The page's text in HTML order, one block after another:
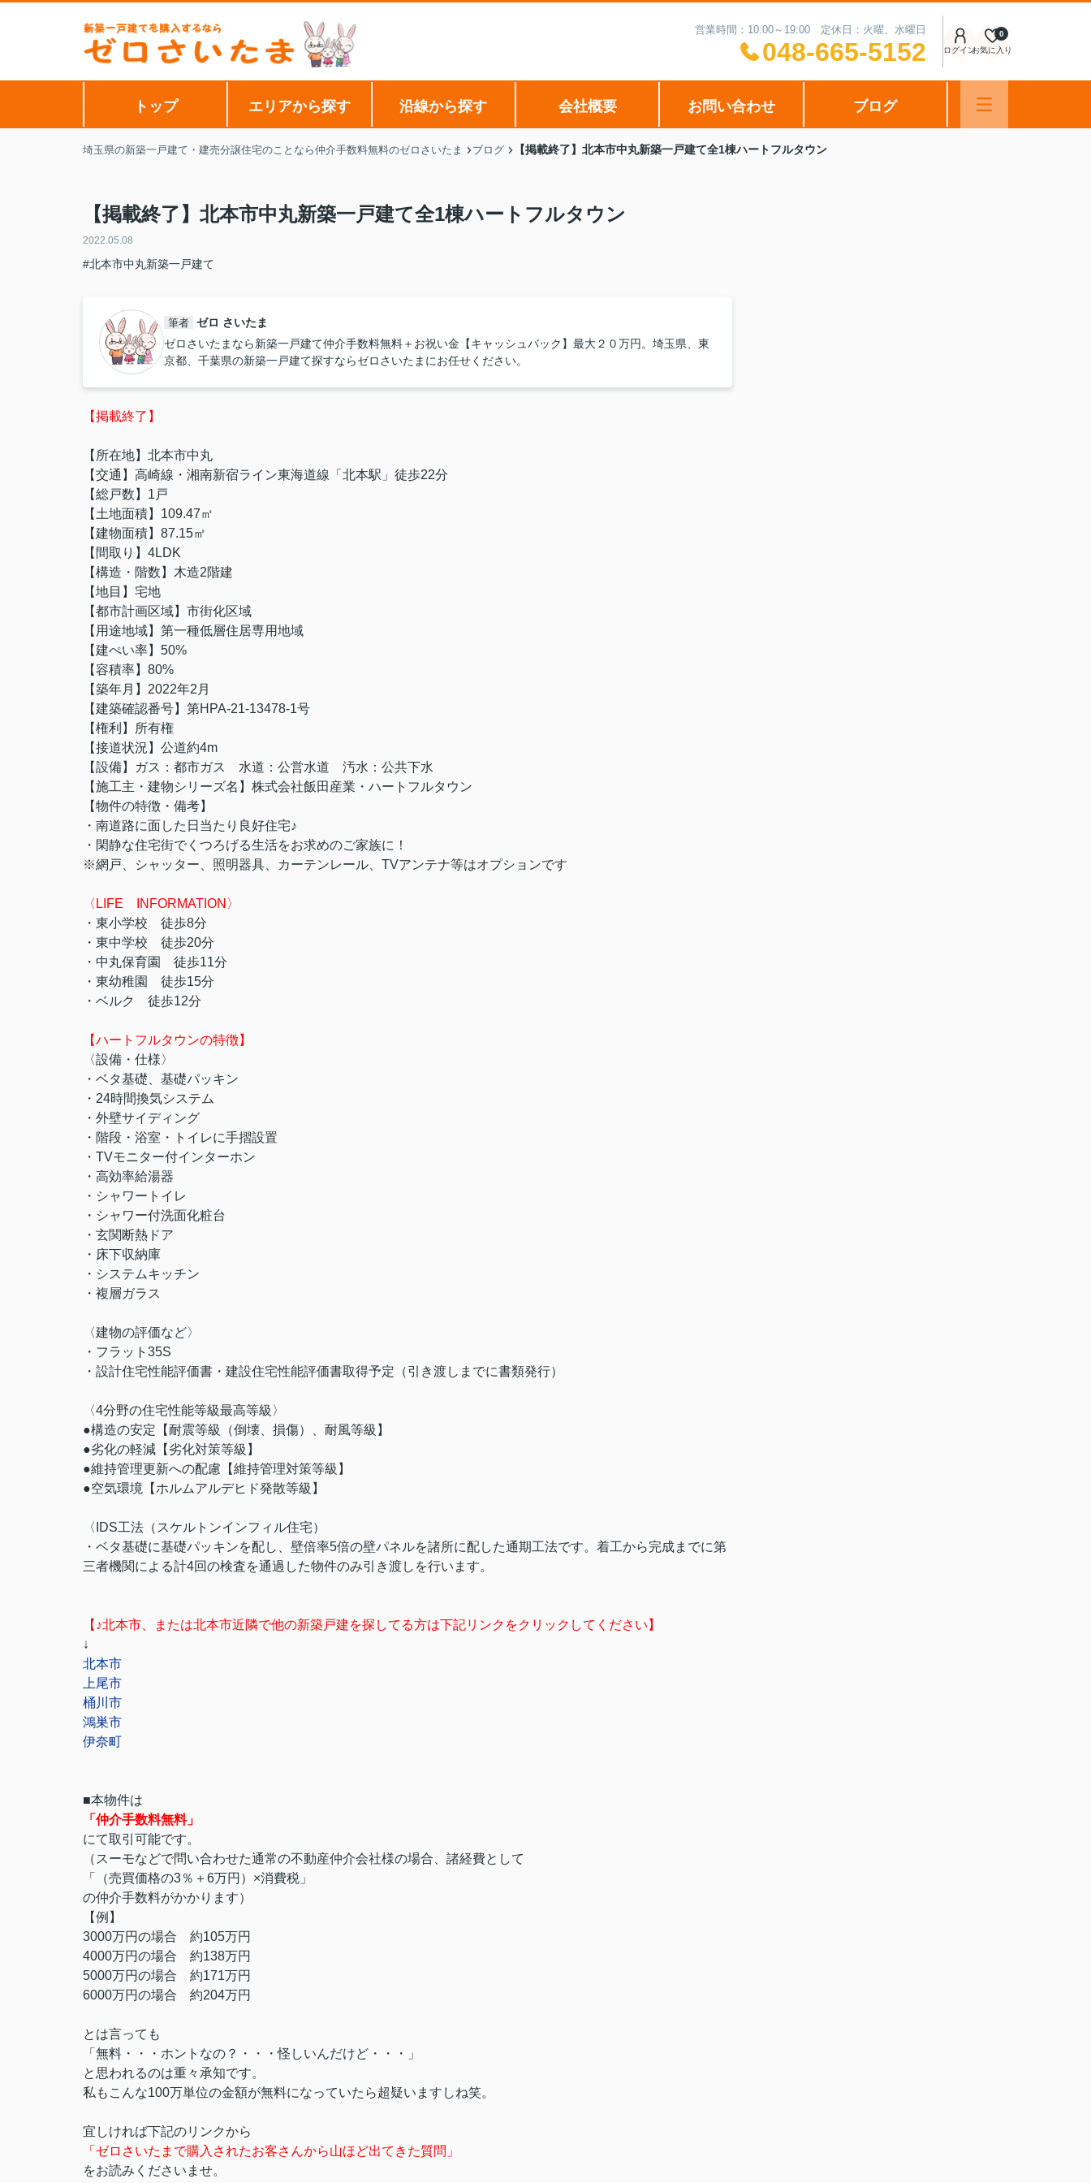
営業時間：10:00～19:00 定休日：火曜、水曜日
048-665-5152 ログインお気に入り
0
トップ エリアから探す 沿線から探す 会社概要 お問い合わせ ブログ
埼玉県の新築一戸建て・建売分譲住宅のことなら仲介手数料無料のゼロさいたま ブログ 【掲載終了】北本市中丸新築一戸建て全1棟ハートフルタウン
【掲載終了】北本市中丸新築一戸建て全1棟ハートフルタウン
2022.05.08
#北本市中丸新築一戸建て
筆者 ゼロ さいたま
ゼロさいたまなら新築一戸建て仲介手数料無料＋お祝い金【キャッシュバック】最大２０万円。埼玉県、東
京都、千葉県の新築一戸建て探すならゼロさいたまにお任せください。
【掲載終了】
【所在地】北本市中丸
【交通】高崎線・湘南新宿ライン東海道線「北本駅」徒歩22分
【総戸数】1戸
【土地面積】109.47㎡
【建物面積】87.15㎡
【間取り】4LDK
【構造・階数】木造2階建
【地目】宅地
【都市計画区域】市街化区域
【用途地域】第一種低層住居専用地域
【建ぺい率】50%
【容積率】80%
【築年月】2022年2月
【建築確認番号】第HPA-21-13478-1号
【権利】所有権
【接道状況】公道約4m
【設備】ガス：都市ガス 水道：公営水道 汚水：公共下水
【施工主・建物シリーズ名】株式会社飯田産業・ハートフルタウン
【物件の特徴・備考】
・南道路に面した日当たり良好住宅♪
・閑静な住宅街でくつろげる生活をお求めのご家族に！
※網戸、シャッター、照明器具、カーテンレール、TVアンテナ等はオプションです
〈LIFE INFORMATION〉
・東小学校 徒歩8分
・東中学校 徒歩20分
・中丸保育園 徒歩11分
・東幼稚園 徒歩15分
・ベルク 徒歩12分
【ハートフルタウンの特徴】
〈設備・仕様〉
・ベタ基礎、基礎パッキン
・24時間換気システム
・外壁サイディング
・階段・浴室・トイレに手摺設置
・TVモニター付インターホン
・高効率給湯器
・シャワートイレ
・シャワー付洗面化粧台
・玄関断熱ドア
・床下収納庫
・システムキッチン
・複層ガラス
〈建物の評価など〉
・フラット35S
・設計住宅性能評価書・建設住宅性能評価書取得予定（引き渡しまでに書類発行）
〈4分野の住宅性能等級最高等級〉
●構造の安定【耐震等級（倒壊、損傷）、耐風等級】
●劣化の軽減【劣化対策等級】
●維持管理更新への配慮【維持管理対策等級】
●空気環境【ホルムアルデヒド発散等級】
〈IDS工法（スケルトンインフィル住宅）
・ベタ基礎に基礎パッキンを配し、壁倍率5倍の壁パネルを諸所に配した通期工法です。着工から完成までに第
三者機関による計4回の検査を通過した物件のみ引き渡しを行います。
【♪北本市、または北本市近隣で他の新築戸建を探してる方は下記リンクをクリックしてください】
↓
北本市
上尾市
桶川市
鴻巣市
伊奈町
■本物件は
「仲介手数料無料」
にて取引可能です。
（スーモなどで問い合わせた通常の不動産仲介会社様の場合、諸経費として
「（売買価格の3％＋6万円）×消費税」
の仲介手数料がかかります）
【例】
3000万円の場合 約105万円
4000万円の場合 約138万円
5000万円の場合 約171万円
6000万円の場合 約204万円
とは言っても
「無料・・・ホントなの？・・・怪しいんだけど・・・」
と思われるのは重々承知です。
私もこんな100万単位の金額が無料になっていたら超疑いますしね笑。
宜しければ下記のリンクから
「ゼロさいたまで購入されたお客さんから山ほど出てきた質問」
をお読みくださいませ。